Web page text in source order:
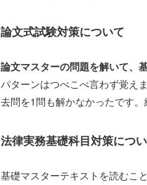
論文式試験対策について
論文マスターの問題を解いて、
パターンはつべこべ言わず覚え
去問を1問も解かなかったです。
法律実務基礎科目対策につ
基礎マスターテキストを読むこ